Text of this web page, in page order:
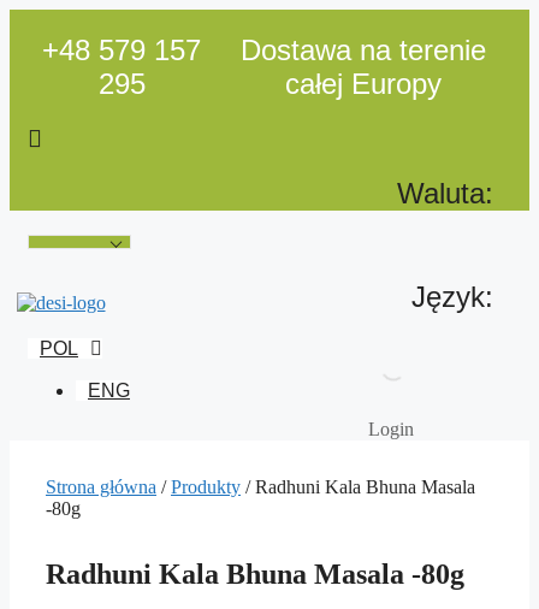
+48 579 157
295
Dostawa na terenie
całej Europy
Waluta:
Język:
POL
ENG
Login
Strona główna /Produkty / Radhuni Kala Bhuna Masala
-80g
Radhuni Kala Bhuna Masala -80g